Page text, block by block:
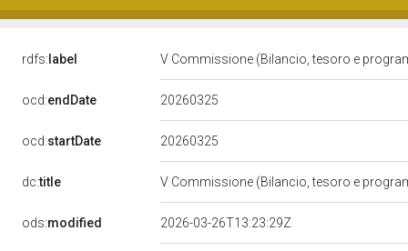
rdfs: label V Commissione (Bilancio, tesoro e
ocd:endDate 20260325
ocd:startDate 20260325
dc:title V Commissione (Bilancio, tesoro e
ods:modified 2026-03-26T13:23:29Z